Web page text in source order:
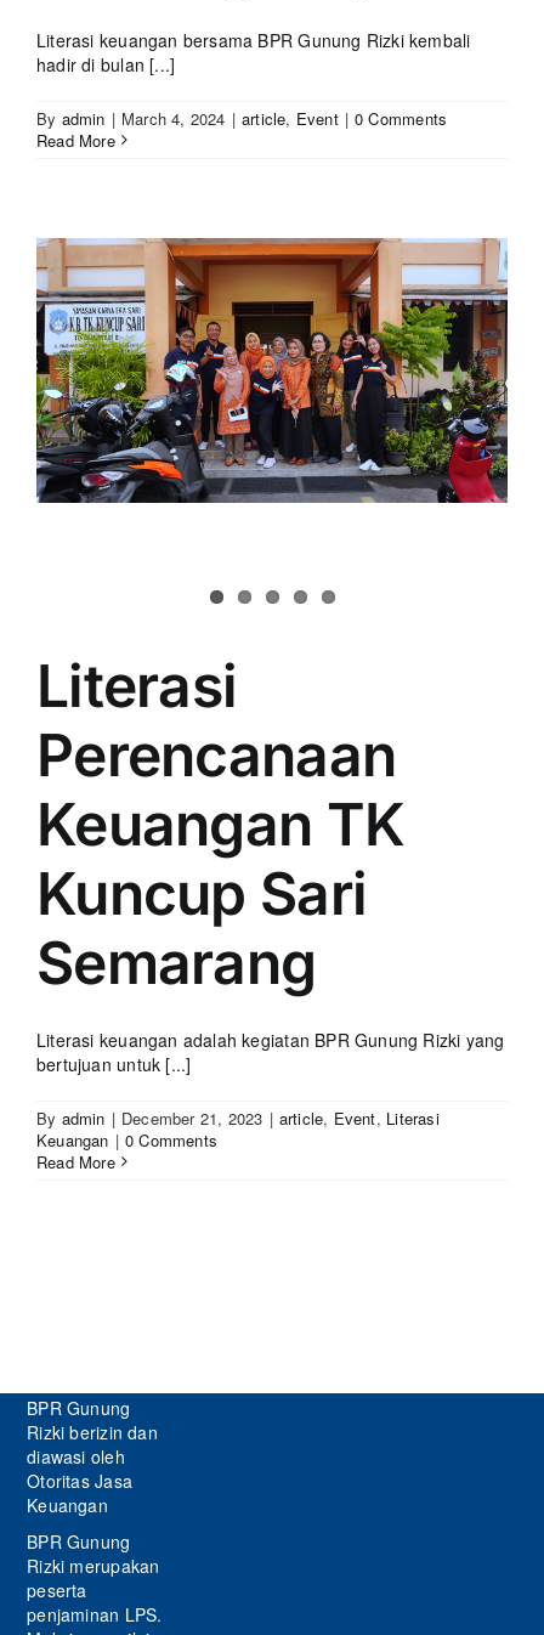
Literasi keuangan bersama BPR Gunung Rizki kembali
hadir di bulan [...]
By admin | March 4, 2024 | article, Event | 0 Comments
Read More
Literasi
Perencanaan
Keuangan TK
Kuncup Sari
Semarang
Literasi keuangan adalah kegiatan BPR Gunung Rizki yang
bertujuan untuk [...]
By admin | December 21, 2023 | article, Event, Literasi
Keuangan | 0 Comments
Read More
BPR Gunung
Rizki berizin dan
diawasi oleh
Otoritas Jasa
Keuangan
BPR Gunung
Rizki merupakan
peserta
penjaminan LPS.